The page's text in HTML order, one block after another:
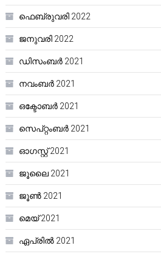
ഫെബ്രുവരി 2022
ജനുവരി 2022
ഡിസംബർ 2021
നവംബർ 2021
ഒക്ടോബർ 2021
സെപ്റ്റംബർ 2021
ഓഗസ്റ്റ്‌ 2021
ജൂലൈ 2021
ജൂൺ 2021
മെയ്‌ 2021
ഏപ്രിൽ 2021